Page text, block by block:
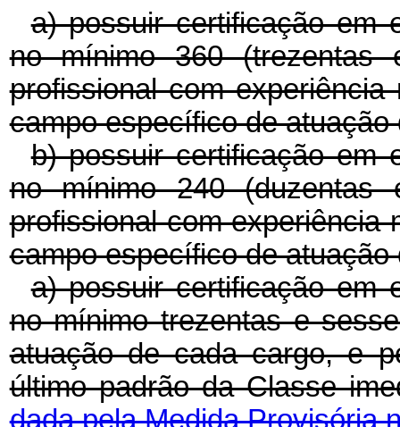
a) possuir certificação em
no mínimo 360 (trezentas
profissional com
campo específico de atuação
b) possuir certificação em
no mínimo 240 (duzentas
profissional com experiência
campo específico de atuação
a) possuir certificação em
no mínimo trezentas e
atuação de cada cargo, e
último padrão da Classe
dada pela Medida Provisória